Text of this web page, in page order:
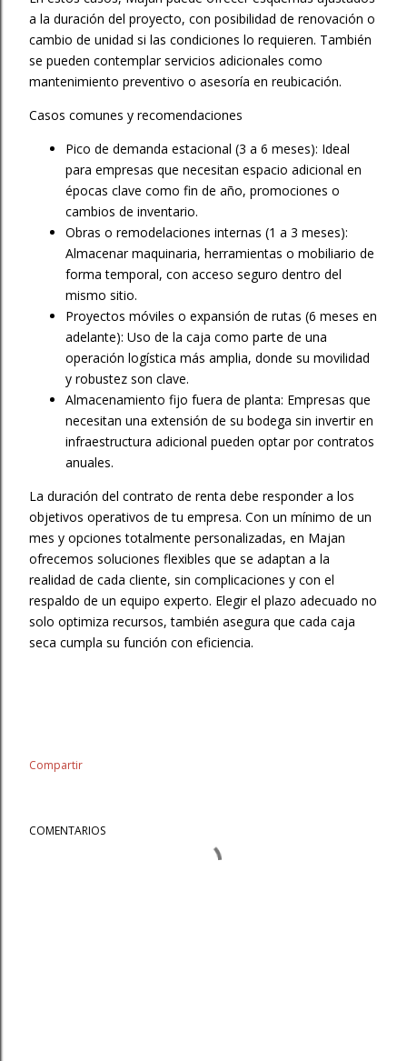
a la duración del proyecto, con posibilidad de renovación o
cambio de unidad si las condiciones lo requieren. También
se pueden contemplar servicios adicionales como
mantenimiento preventivo o asesoría en reubicación.
Casos comunes y recomendaciones
Pico de demanda estacional (3 a 6 meses): Ideal
para empresas que necesitan espacio adicional en
épocas clave como fin de año, promociones o
cambios de inventario.
Obras o remodelaciones internas (1 a 3 meses):
Almacenar maquinaria, herramientas o mobiliario de
forma temporal, con acceso seguro dentro del
mismo sitio.
Proyectos móviles o expansión de rutas (6 meses en
adelante): Uso de la caja como parte de una
operación logística más amplia, donde su movilidad
y robustez son clave.
Almacenamiento fijo fuera de planta: Empresas que
necesitan una extensión de su bodega sin invertir en
infraestructura adicional pueden optar por contratos
anuales.
La duración del contrato de renta debe responder a los
objetivos operativos de tu empresa. Con un mínimo de un
mes y opciones totalmente personalizadas, en Majan
ofrecemos soluciones flexibles que se adaptan a la
realidad de cada cliente, sin complicaciones y con el
respaldo de un equipo experto. Elegir el plazo adecuado no
solo optimiza recursos, también asegura que cada caja
seca cumpla su función con eficiencia.
Compartir
COMENTARIOS